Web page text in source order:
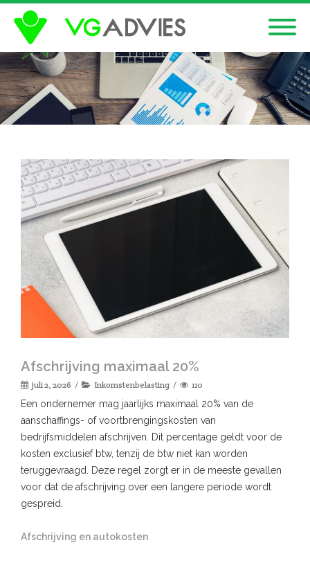
Afschrijving maximaal 20%
juli 2, 2026 Inkomstenbelasting 110
Een ondernemer mag jaarlijks maximaal 20% van de
aanschaffings- of voortbrengingskosten van
bedrijfsmiddelen afschrijven. Dit percentage geldt voor de
kosten exclusief btw, tenzij de btw niet kan worden
teruggevraagd. Deze regel zorgt er in de meeste gevallen
voor dat de afschrijving over een langere periode wordt
gespreid.
Afschrijving en autokosten